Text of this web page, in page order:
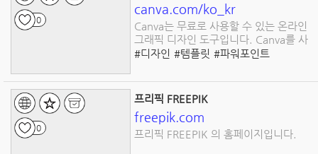
canva.com/ko_kr
Canva는 무료로 사용할 수 있는 온라인
그래픽 디자인 도구입니다. Canva를 사
용
#디자인 #템플릿 #파워포인트
#로고 #게시물
0
프리픽 FREEPIK
freepik.com
프리픽 FREEPIK 의 홈페이지입니다.
0